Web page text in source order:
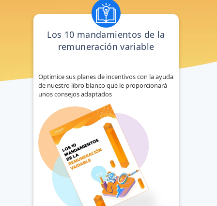
Los 10 mandamientos de la
remuneración variable
Optimice sus planes de incentivos con la ayuda
de nuestro libro blanco que le proporcionará
unos consejos adaptados